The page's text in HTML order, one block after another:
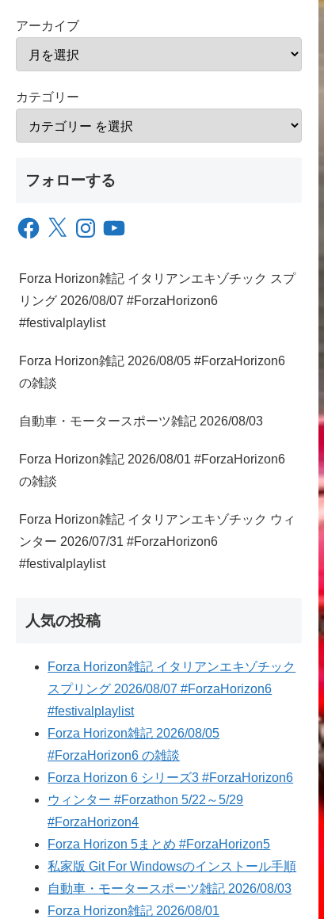
アーカイブ
カテゴリー
フォローする
Facebook
X InstagramYouTube
Forza Horizon雑記 イタリアンエキゾチック スプ
リング 2026/08/07 #ForzaHorizon6
#festivalplaylist
Forza Horizon雑記 2026/08/05 #ForzaHorizon6
の雑談
自動車・モータースポーツ雑記 2026/08/03
Forza Horizon雑記 2026/08/01 #ForzaHorizon6
の雑談
Forza Horizon雑記 イタリアンエキゾチック ウィ
ンター 2026/07/31 #ForzaHorizon6
#festivalplaylist
人気の投稿
Forza Horizon雑記 イタリアンエキゾチック
スプリング 2026/08/07 #ForzaHorizon6
#festivalplaylist
Forza Horizon雑記 2026/08/05
#ForzaHorizon6 の雑談
Forza Horizon 6 シリーズ3 #ForzaHorizon6
ウィンター #Forzathon 5/22～5/29
#ForzaHorizon4
Forza Horizon 5まとめ #ForzaHorizon5
私家版 Git For Windowsのインストール手順
自動車・モータースポーツ雑記 2026/08/03
Forza Horizon雑記 2026/08/01